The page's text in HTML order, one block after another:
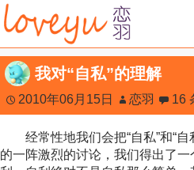
跳
过
内
容
我对“自私”的理解
2010年06月15日 恋羽 16
经常性地我们会把“自私”和“自
的一阵激烈的讨论，我们得出了